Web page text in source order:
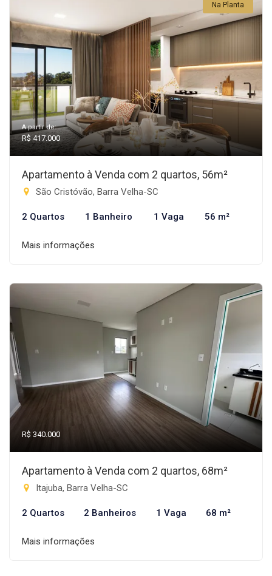
Na Planta
A partir de:
R$ 417.000
Apartamento à Venda com 2 quartos, 56m²
São Cristóvão, Barra Velha-SC
2 Quartos 1 Banheiro 1 Vaga 56 m²
Mais informações
R$ 340.000
Apartamento à Venda com 2 quartos, 68m²
Itajuba, Barra Velha-SC
2 Quartos 2 Banheiros 1 Vaga 68 m²
Mais informações